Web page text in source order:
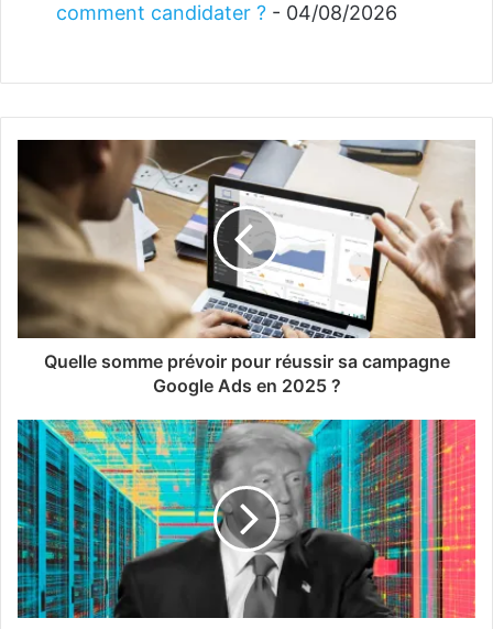
comment candidater ? - 04/08/2026
Quelle somme prévoir pour réussir sa campagne
Google Ads en 2025 ?